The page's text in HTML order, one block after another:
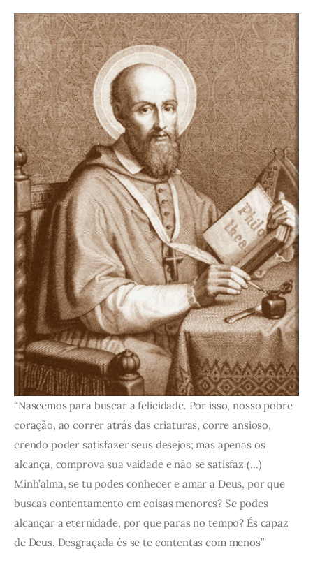
“Nascemos para buscar a felicidade. Por isso, nosso pobre
coração, ao correr atrás das criaturas, corre ansioso,
crendo poder satisfazer seus desejos; mas apenas os
alcança, comprova sua vaidade e não se satisfaz (…)
Minh’alma, se tu podes conhecer e amar a Deus, por que
buscas contentamento em coisas menores? Se podes
alcançar a eternidade, por que paras no tempo? És capaz
de Deus. Desgraçada és se te contentas com menos”